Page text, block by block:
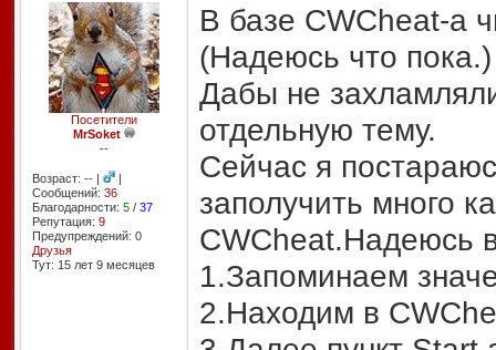
Посетители
MrSoket
--
Возраст: -- |
|
Сообщений: 36
Благодарности: 5/ 37
Репутация: 9
Предупреждений: 0
Друзья
Тут: 15 лет 9 месяцев
В базе CWCheat-а
(Надеюсь что пока.)
Дабы не
отдельную тему.
Сейчас я
заполучить много
CWCheat.Надеюсь
1.Запоминаем
2.Находим в